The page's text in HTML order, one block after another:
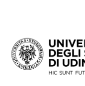
Passa al